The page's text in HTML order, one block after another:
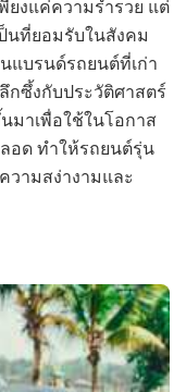
ยงแค่ความร่ำรวย แต่
นที่ยอมรับในสังคม
นแบรนด์รถยนต์ที่เก่า
ซึ้งกับประวัติศาสตร์
มาเพื่อใช้ในโอกาส
อด ทำให้รถยนต์รุ่น
วามสง่างามและ